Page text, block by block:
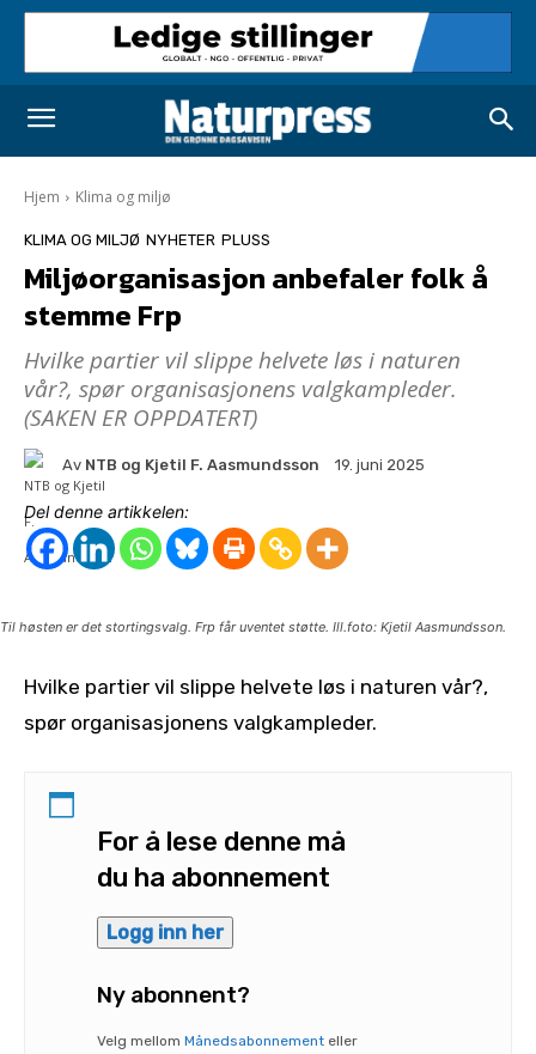
Hjem Klima og miljø
KLIMA OG MILJØ NYHETER PLUSS
Miljøorganisasjon anbefaler folk å
stemme Frp
Hvilke partier vil slippe helvete løs i naturen
vår?, spør organisasjonens valgkampleder.
(SAKEN ER OPPDATERT)
Av NTB og Kjetil F. Aasmundsson 19. juni 2025
Del denne artikkelen:
Til høsten er det stortingsvalg. Frp får uventet støtte. Ill.foto: Kjetil Aasmundsson.
Hvilke partier vil slippe helvete løs i naturen vår?,
spør organisasjonens valgkampleder.
For å lese denne må
du ha abonnement
Logg inn her
Ny abonnent?
Velg mellom Månedsabonnement eller